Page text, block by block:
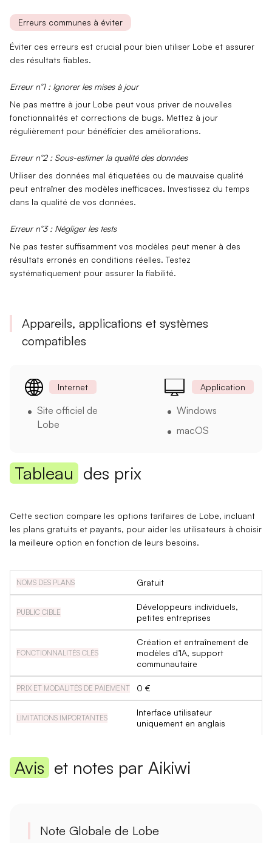
Erreurs communes à éviter
Éviter ces erreurs est crucial pour bien utiliser Lobe et assurer
des résultats fiables.
Erreur n°1 : Ignorer les mises à jour
Ne pas mettre à jour Lobe peut vous priver de nouvelles
fonctionnalités et corrections de bugs. Mettez à jour
régulièrement pour bénéficier des améliorations.
Erreur n°2 : Sous-estimer la qualité des données
Utiliser des données mal étiquetées ou de mauvaise qualité
peut entraîner des modèles inefficaces. Investissez du temps
dans la qualité de vos données.
Erreur n°3 : Négliger les tests
Ne pas tester suffisamment vos modèles peut mener à des
résultats erronés en conditions réelles. Testez
systématiquement pour assurer lafiabilité.
Appareils, applications et systèmes
compatibles
Internet
Site officiel de
Lobe
Application
Windows
macOS
Tableau des prix
Cette section compare les options tarifaires de Lobe, incluant
les plans gratuits et payants, pour aider les utilisateurs à choisir
la meilleure option en fonction de leurs besoins.
Gratuit
Développeurs individuels,
petites entreprises
Création et entraînement de
modèles d’IA, support
communautaire
0 €
Interface utilisateur
uniquement en anglais
Avis et notes par Aikiwi
Note Globale de Lobe